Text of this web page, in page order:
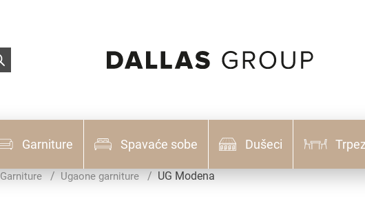
Garniture Spavaće sobe Dušeci
Garniture Ugaone garniture UG Modena